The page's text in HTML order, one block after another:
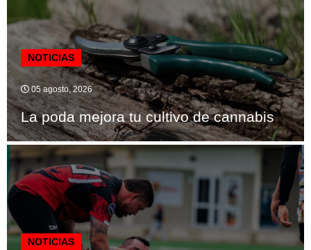
NOTICIAS
05 agosto, 2026
La poda mejora tu cultivo de cannabis
NOTICIAS